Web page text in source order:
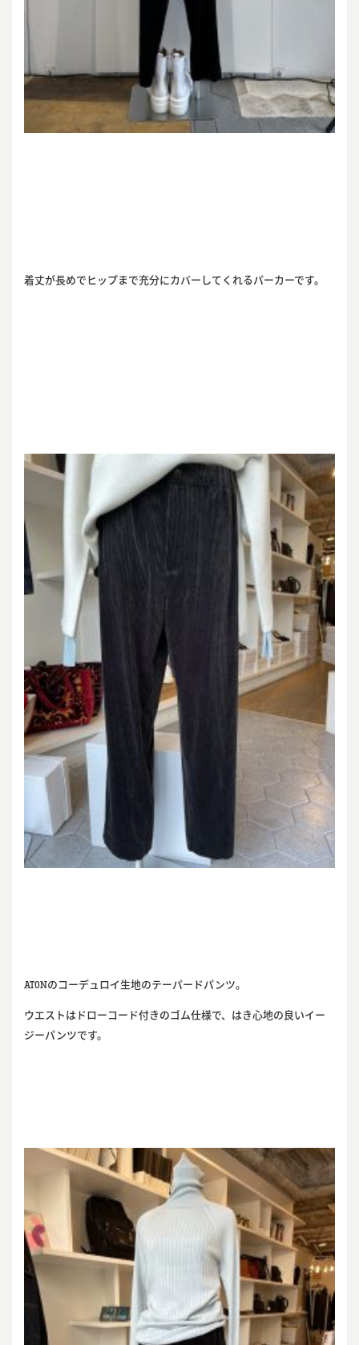
着丈が長めでヒップまで充分にカバーしてくれるパーカーです。
ATONのコーデュロイ生地のテーパードパンツ。
ウエストはドローコード付きのゴム仕様で、はき心地の良いイー
ジーパンツです。